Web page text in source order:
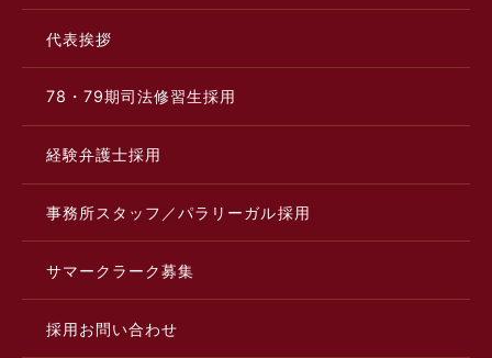
代表挨拶
78・79期司法修習生採用
経験弁護士採用
事務所スタッフ／パラリーガル採用
サマークラーク募集
採用お問い合わせ